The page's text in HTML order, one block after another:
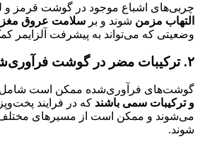
چربی‌های اشباع موجود در گوشت قرمز و
التهاب مزمن شوند و بر سلامت عروق
وضعیتی که می‌تواند به پیشرفت آلزایمر
۲. ترکیبات مضر در گوشت فرآوری‌شده
گوشت‌های فرآوری‌شده ممکن است شامل
و ترکیبات سمی باشند که در فرایند
می‌شوند و ممکن است از مسیرهای
شوند.